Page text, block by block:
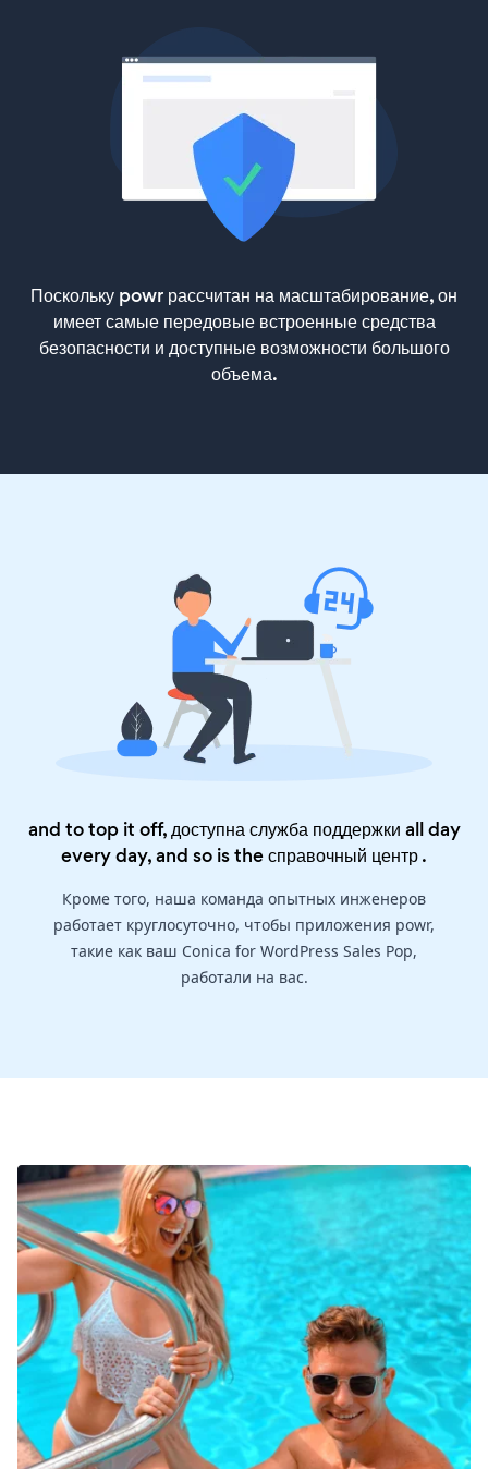
Поскольку powr рассчитан на масштабирование, он
имеет самые передовые встроенные средства
безопасности и доступные возможности большого
объема.
and to top it off, доступна служба поддержки all day
every day, and so is theсправочный центр.
Кроме того, наша команда опытных инженеров
работает круглосуточно, чтобы приложения powr,
такие как ваш Conica for WordPress Sales Pop,
работали на вас.